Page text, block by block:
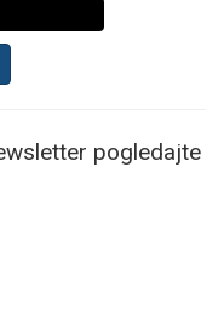
pogledajte